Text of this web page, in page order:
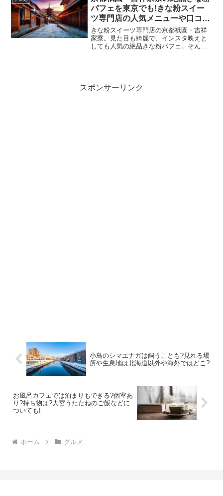
ます！ところで、たこ...
パフェを東京でも!きな粉スイー
ツ専門店の人気メニューや口コミ
は?お取り寄せはできる?
きな粉スイーツ専門店の京都祇園・吉祥
家寮。見た目も綺麗で、インスタ映えと
しても人気の絶品きな粉パフェ。そん
スポンサーリンク
小鳥のシマエナガは飼うことも?見れる場
所や生息地は北海道以外や海外ではどこ?
お風呂カフェでは泊まりもできる?個室あ
り?持ち物は?大宮うたたねのご飯などに
ついても!
ホーム グルメ